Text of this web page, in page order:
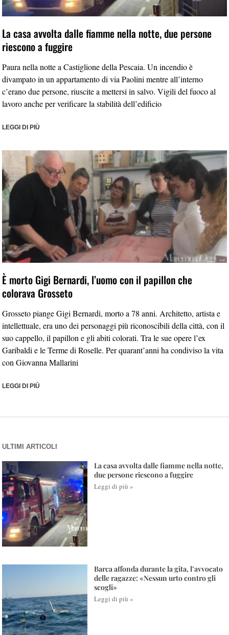
La casa avvolta dalle fiamme nella notte, due persone
riescono a fuggire
Paura nella notte a Castiglione della Pescaia. Un incendio è
divampato in un appartamento di via Paolini mentre all’interno
c’erano due persone, riuscite a mettersi in salvo. Vigili del fuoco al
lavoro anche per verificare la stabilità dell’edificio
LEGGI DI PIÙ
È morto Gigi Bernardi, l’uomo con il papillon che
colorava Grosseto
Grosseto piange Gigi Bernardi, morto a 78 anni. Architetto, artista e
intellettuale, era uno dei personaggi più riconoscibili della città, con il
suo cappello, il papillon e gli abiti colorati. Tra le sue opere l’ex
Garibaldi e le Terme di Roselle. Per quarant’anni ha condiviso la vita
con Giovanna Mallarini
LEGGI DI PIÙ
ULTIMI ARTICOLI
La casa avvolta dalle fiamme nella notte,
due persone riescono a fuggire
Leggi di più »
Barca affonda durante la gita, l’avvocato
delle ragazze: «Nessun urto contro gli
scogli»
Leggi di più »